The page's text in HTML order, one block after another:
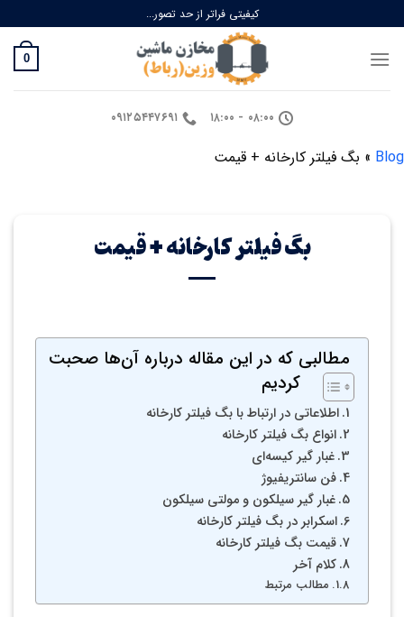
to
content
کیفیتی فراتر از حد تصور...
0
۰۸:۰۰ - ۱۸:۰۰ ۰۹۱۲۵۴۴۷۶۹۱
Blog
» بگ فیلتر کارخانه + قیمت
بگ فیلتر کارخانه + قیمت
مطالبی که در این مقاله درباره آن‌ها صحبت
کردیم
اطلاعاتی در ارتباط با بگ فیلتر کارخانه
انواع بگ فیلتر کارخانه
غبار گیر کیسه‌ای
فن سانتریفیوژ
غبار گیر سیلکون و مولتی سیلکون
اسکرابر در بگ فیلتر کارخانه
قیمت بگ فیلتر کارخانه
کلام آخر
مطالب مرتبط